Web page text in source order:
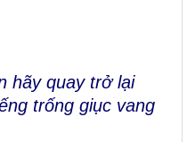
hãy quay trở lại
trống giục vang